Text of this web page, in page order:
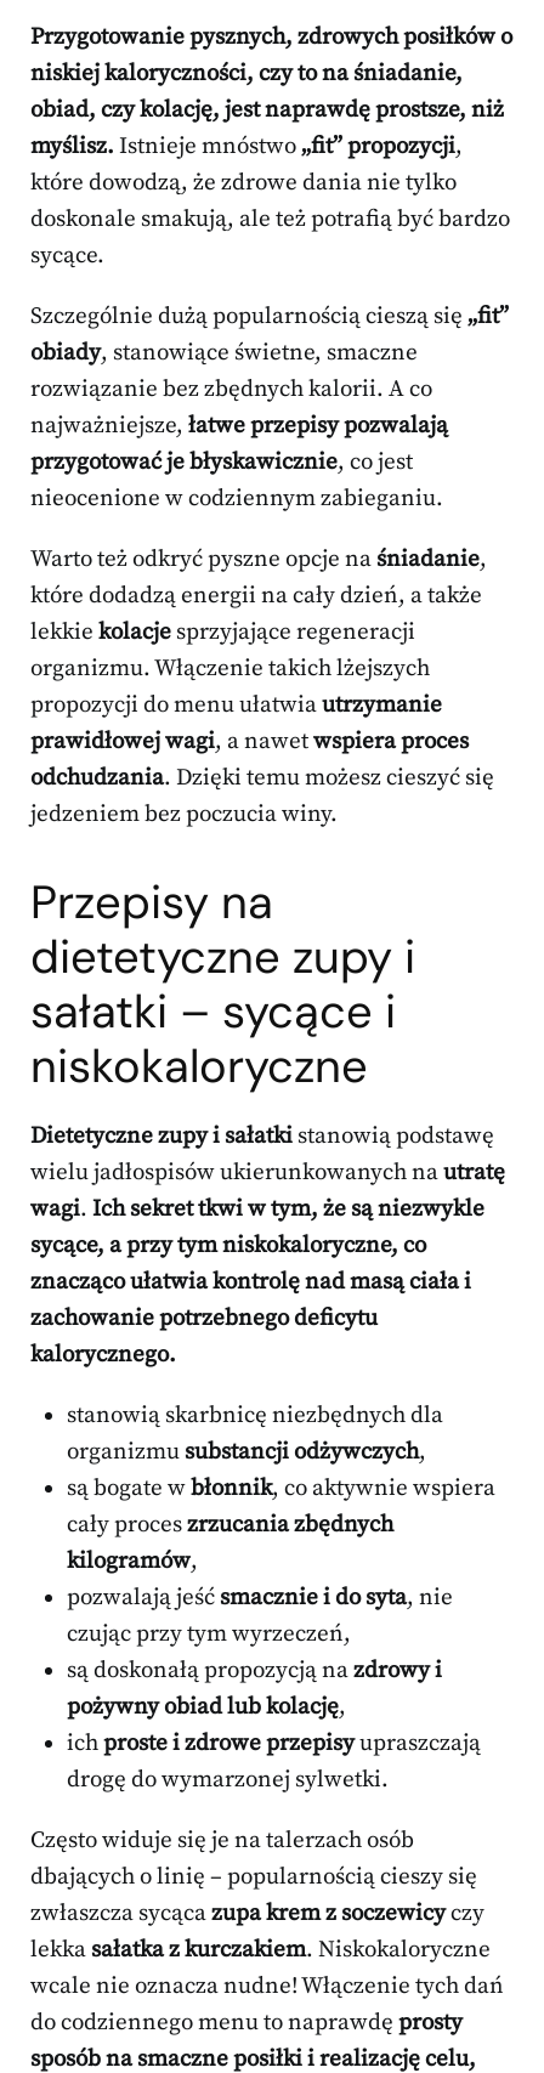
Przygotowanie pysznych, zdrowych posiłków o
niskiej kaloryczności, czy to na śniadanie,
obiad, czy kolację, jest naprawdę prostsze, niż
myślisz. Istnieje mnóstwo „fit” propozycji,
które dowodzą, że zdrowe dania nie tylko
doskonale smakują, ale też potrafią być bardzo
sycące.
Szczególnie dużą popularnością cieszą się „fit”
obiady, stanowiące świetne, smaczne
rozwiązanie bez zbędnych kalorii. A co
najważniejsze, łatwe przepisy pozwalają
przygotować je błyskawicznie, co jest
nieocenione w codziennym zabieganiu.
Warto też odkryć pyszne opcje na śniadanie,
które dodadzą energii na cały dzień, a także
lekkie kolacje sprzyjające regeneracji
organizmu. Włączenie takich lżejszych
propozycji do menu ułatwiautrzymanie
prawidłowej wagi, a nawetwspiera proces
odchudzania. Dzięki temu możesz cieszyć się
jedzeniem bez poczucia winy.
Przepisy na
dietetyczne zupy i
sałatki – sycące i
niskokaloryczne
Dietetyczne zupy i sałatki stanowią podstawę
wielu jadłospisów ukierunkowanych nautratę
wagi. Ich sekret tkwi w tym, że są niezwykle
sycące, a przy tym niskokaloryczne, co
znacząco ułatwia kontrolę nad masą ciała i
zachowanie potrzebnego deficytu
kalorycznego.
stanowią skarbnicę niezbędnych dla
organizmu substancji odżywczych,
są bogate wbłonnik, co aktywnie wspiera
cały proceszrzucania zbędnych
kilogramów,
pozwalają jeść smacznie i do syta, nie
czując przy tym wyrzeczeń,
są doskonałą propozycją nazdrowy i
pożywny obiad lub kolację,
ichproste i zdrowe przepisyupraszczają
drogę do wymarzonej sylwetki.
Często widuje się je na talerzach osób
dbających o linię – popularnością cieszy się
zwłaszcza sycącazupa krem z soczewicyczy
lekka sałatka z kurczakiem. Niskokaloryczne
wcale nie oznacza nudne! Włączenie tych dań
do codziennego menu to naprawdę prosty
sposób na smaczne posiłki i realizację celu,